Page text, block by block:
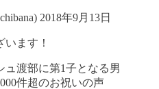
2018年9月13日
ます！
渡部に第1子となる男
件超のお祝いの声